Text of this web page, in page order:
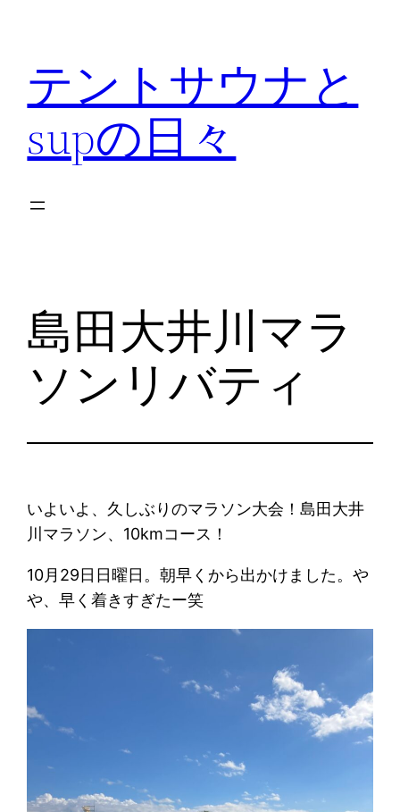
テントサウナと
supの日々
島田大井川マラ
ソンリバティ
いよいよ、久しぶりのマラソン大会！島田大井
川マラソン、10kmコース！
10月29日日曜日。朝早くから出かけました。や
や、早く着きすぎたー笑